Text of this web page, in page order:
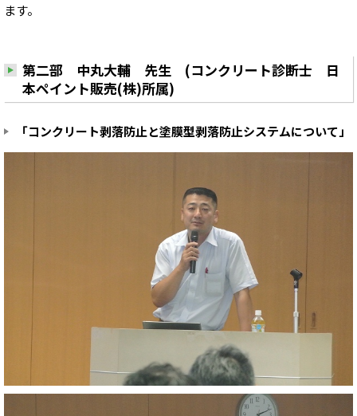
ます。
第二部 中丸大輔 先生 (コンクリート診断士 日
本ペイント販売(株)所属)
「コンクリート剥落防止と塗膜型剥落防止システムについて」